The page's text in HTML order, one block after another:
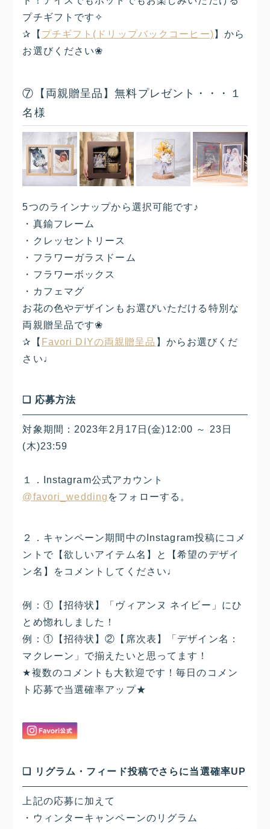
プチギフトです✧
✰【 プチギフト(ドリップバックコーヒー) 】から
お選びください❀
⑦【両親贈呈品】無料プレゼント・・・１
名様
5つのラインナップから選択可能です♪
・真鍮フレーム
・クレッセントリース
・フラワーガラスドーム
・フラワーボックス
・カフェマグ
お花の色やデザインもお選びいただける特別な
両親贈呈品です❀
✰【 Favori DIYの両親贈呈品 】からお選びくだ
さい♩
❏ 応募方法
対象期間：2023年2月17日(金)12:00 ～ 23日
(木)23:59
１．Instagram公式アカウント
@favori_wedding をフォローする。
２．キャンペーン期間中のInstagram投稿にコメ
ントで【欲しいアイテム名】と【希望のデザイ
ン名】をコメントしてください♩
例：①【招待状】「ヴィアンヌ ネイビー」にひ
とめ惚れしました！
例：①【招待状】②【席次表】「デザイン名：
マクレーン」で揃えたいと思ってます！
★複数のコメントも大歓迎です！毎日のコメン
ト応募で当選確率アップ★
❏ リグラム・フィード投稿でさらに当選確率UP
上記の応募に加えて
・ウィンターキャンペーンのリグラム